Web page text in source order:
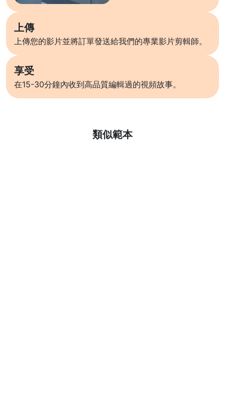
上傳
上傳您的影片並將訂單發送給我們的專業影片剪輯師。
享受
在15-30分鐘內收到高品質編輯過的視頻故事。
類似範本
了解更多